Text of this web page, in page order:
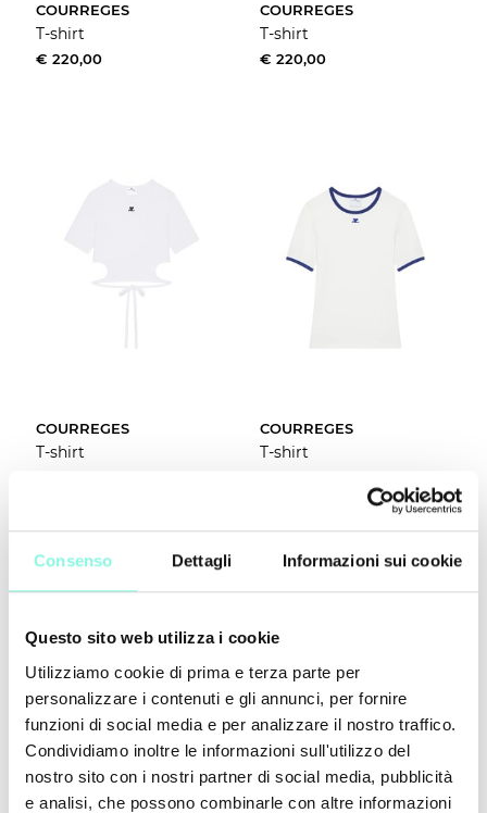
Consenso Dettagli Informazioni sui cookie
Questo sito web utilizza i cookie
Utilizziamo cookie di prima e terza parte per
personalizzare i contenuti e gli annunci, per fornire
funzioni di social media e per analizzare il nostro traffico.
Condividiamo inoltre le informazioni sull'utilizzo del
nostro sito con i nostri partner di social media, pubblicità
e analisi, che possono combinarle con altre informazioni
Nazione
SHIPPING TO
COURREGES
T-shirt
€ 220,00
COURREGES
T-shirt
€ 220,00
COURREGES
T-shirt
COURREGES
T-shirt